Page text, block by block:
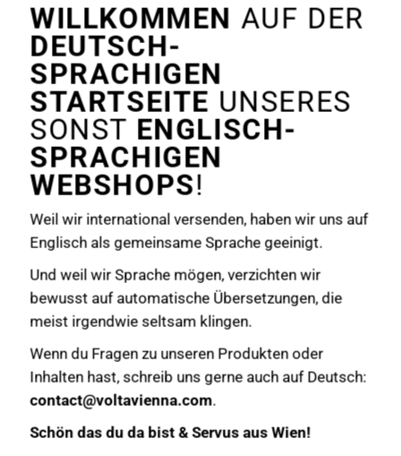
WILLKOMMEN AUF DER
DEUTSCH-
SPRACHIGEN
STARTSEITE UNSERES
SONST ENGLISCH-
SPRACHIGEN
WEBSHOPS!
Weil wir international versenden, haben wir uns auf
Englisch als gemeinsame Sprache geeinigt.
Und weil wir Sprache mögen, verzichten wir
bewusst auf automatische Übersetzungen, die
meist irgendwie seltsam klingen.
Wenn du Fragen zu unseren Produkten oder
Inhalten hast, schreib uns gerne auch auf Deutsch:
contact@voltavienna.com.
Schön das du da bist & Servus aus Wien!